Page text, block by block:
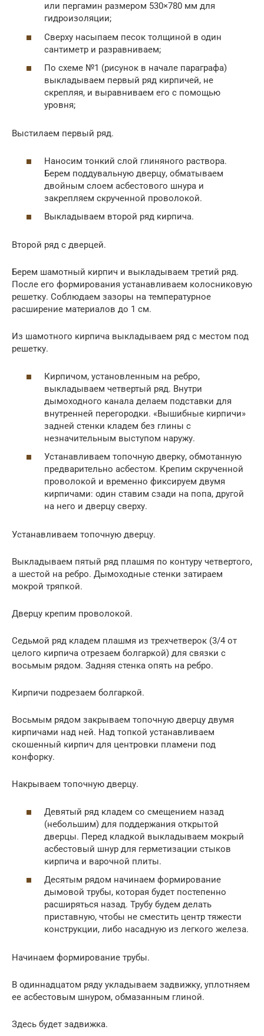
или пергамин размером 530×780 мм для
гидроизоляции;
Сверху насыпаем песок толщиной в один
сантиметр и разравниваем;
По схеме №1 (рисунок в начале параграфа)
выкладываем первый ряд кирпичей, не
скрепляя, и выравниваем его с помощью
уровня;
Выстилаем первый ряд.
Наносим тонкий слой глиняного раствора.
Берем поддувальную дверцу, обматываем
двойным слоем асбестового шнура и
закрепляем скрученной проволокой.
Выкладываем второй ряд кирпича.
Второй ряд с дверцей.
Берем шамотный кирпич и выкладываем третий ряд.
После его формирования устанавливаем колосниковую
решетку. Соблюдаем зазоры на температурное
расширение материалов до 1 см.
Из шамотного кирпича выкладываем ряд с местом под
решетку.
Кирпичом, установленным на ребро,
выкладываем четвертый ряд. Внутри
дымоходного канала делаем подставки для
внутренней перегородки. «Вышибные кирпичи»
задней стенки кладем без глины с
незначительным выступом наружу.
Устанавливаем топочную дверку, обмотанную
предварительно асбестом. Крепим скрученной
проволокой и временно фиксируем двумя
кирпичами: один ставим сзади на попа, другой
на него и дверцу сверху.
Устанавливаем топочную дверцу.
Выкладываем пятый ряд плашмя по контуру четвертого,
а шестой на ребро. Дымоходные стенки затираем
мокрой тряпкой.
Дверцу крепим проволокой.
Седьмой ряд кладем плашмя из трехчетверок (3/4 от
целого кирпича отрезаем болгаркой) для связки с
восьмым рядом. Задняя стенка опять на ребро.
Кирпичи подрезаем болгаркой.
Восьмым рядом закрываем топочную дверцу двумя
кирпичами над ней. Над топкой устанавливаем
скошенный кирпич для центровки пламени под
конфорку.
Накрываем топочную дверцу.
Девятый ряд кладем со смещением назад
(небольшим) для поддержания открытой
дверцы. Перед кладкой выкладываем мокрый
асбестовый шнур для герметизации стыков
кирпича и варочной плиты.
Десятым рядом начинаем формирование
дымовой трубы, которая будет постепенно
расширяться назад. Трубу будем делать
приставную, чтобы не сместить центр тяжести
конструкции, либо насадную из легкого железа.
Начинаем формирование трубы.
В одиннадцатом ряду укладываем задвижку, уплотняем
ее асбестовым шнуром, обмазанным глиной.
Здесь будет задвижка.